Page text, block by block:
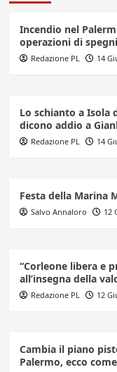
Incendio nel
operazioni di
Redazione PL 14
Lo schianto a Isola
dicono addio a
Redazione PL 14
Festa della Marina
Salvo Annaloro 12
“Corleone libera e
all’insegna della
Redazione PL 12
Cambia il piano
Palermo, ecco come